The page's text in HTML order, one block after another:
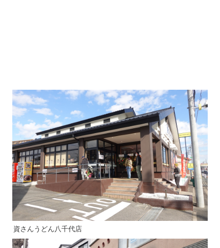
資さんうどん八千代店